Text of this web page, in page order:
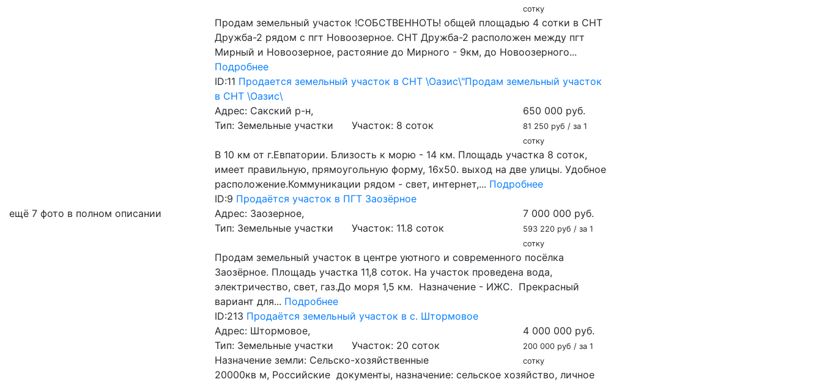
сотку
Продам земельный участок !СОБСТВЕННОТЬ! общей площадью 4 сотки в СНТ
Дружба-2 рядом с пгт Новоозерное. СНТ Дружба-2 расположен между пгт
Мирный и Новоозерное, растояние до Мирного - 9км, до Новоозерного...
Подробнее
ID:11 Продается земельный участок в СНТ \Оазис\"Продам земельный участок
в СНТ \Оазис\
Адрес: Сакский р-н,
Тип: Земельные участки Участок: 8 соток
650 000 руб.
81 250 руб / за 1
сотку
В 10 км от г.Евпатории. Близость к морю - 14 км. Площадь участка 8 соток,
имеет правильную, прямоугольную форму, 16х50. выход на две улицы. Удобное
расположение.Коммуникации рядом - свет, интернет,... Подробнее
ещё 7 фото в полном описании
ID:9 Продаётся участок в ПГТ Заозёрное
Адрес: Заозерное,
Тип: Земельные участки Участок: 11.8 соток
7 000 000 руб.
593 220 руб / за 1
сотку
Продам земельный участок в центре уютного и современного посёлка
Заозёрное. Площадь участка 11,8 соток. На участок проведена вода,
электричество, свет, газ.До моря 1,5 км. Назначение - ИЖС. Прекрасный
вариант для... Подробнее
ID:213 Продаётся земельный участок в с. Штормовое
Адрес: Штормовое,
Тип: Земельные участки Участок: 20 соток
Назначение земли: Сельско-хозяйственные
4 000 000 руб.
200 000 руб / за 1
сотку
20000кв м, Российские документы, назначение: сельское хозяйство, личное